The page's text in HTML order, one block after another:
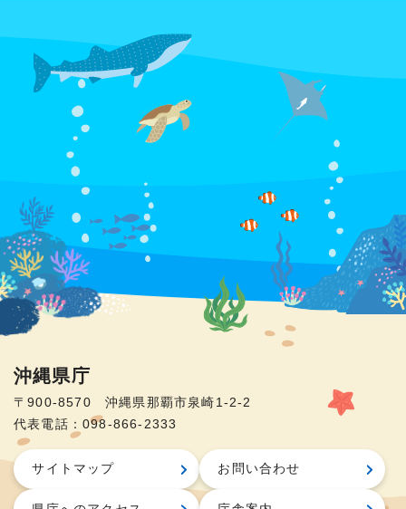
沖縄県庁
〒900-8570 沖縄県那覇市泉崎1-2-2
代表電話：098-866-2333
サイトマップ お問い合わせ